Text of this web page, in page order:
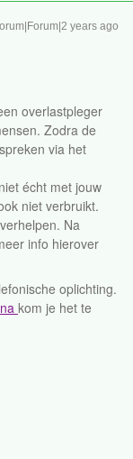
years ago
overlastpleger
Zodra de
via het
écht met jouw
niet verbruikt.
Na
info hierover
oplichting.
kom je het te